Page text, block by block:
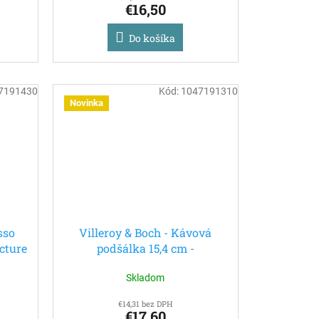
€16,50
Do košíka
Novinka
Villeroy & Boch - Kávová
podšálka 15,4 cm -
Mouse
Skladom
€14,31 bez DPH
Kód: 1047191310